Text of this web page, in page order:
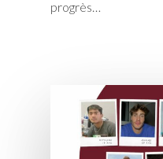
progrès…